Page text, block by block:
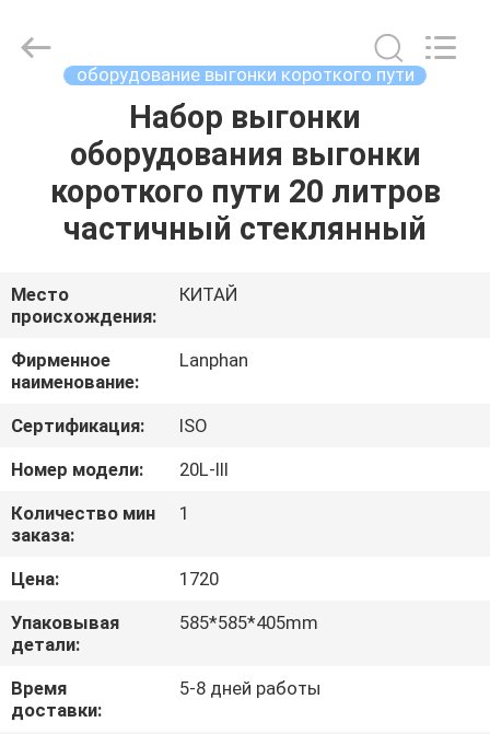
ПРОДУКТЫ
О
НАС
ПУТЕШЕСТВИЕ
ФАБРИКИ
ПРОВЕРКА
КАЧЕСТВА
СВЯЖИТЕСЬ
МЫ
Industry
Co.,Ltd.
оборудование выгонки короткого пути
Набор выгонки
оборудования выгонки
короткого пути 20 литров
частичный стеклянный
Место
происхождения:
КИТАЙ
Фирменное
наименование:
Lanphan
Сертификация:
ISO
Номер модели:
20L-III
Количество мин
заказа:
1
Цена:
1720
Упаковывая
детали:
585*585*405mm
Время
доставки:
5-8 дней работы